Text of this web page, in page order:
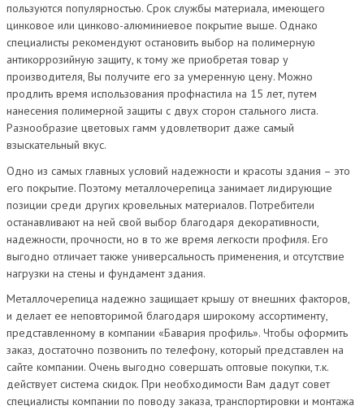
пользуются популярностью. Срок службы материала, имеющего
цинковое или цинково-алюминиевое покрытие выше. Однако
специалисты рекомендуют остановить выбор на полимерную
антикоррозийную защиту, к тому же приобретая товар у
производителя, Вы получите его за умеренную цену. Можно
продлить время использования профнастила на 15 лет, путем
нанесения полимерной защиты с двух сторон стального листа.
Разнообразие цветовых гамм удовлетворит даже самый
взыскательный вкус.
Одно из самых главных условий надежности и красоты здания – это
его покрытие. Поэтому металлочерепица занимает лидирующие
позиции среди других кровельных материалов. Потребители
останавливают на ней свой выбор благодаря декоративности,
надежности, прочности, но в то же время легкости профиля. Его
выгодно отличает также универсальность применения, и отсутствие
нагрузки на стены и фундамент здания.
Металлочерепица надежно защищает крышу от внешних факторов,
и делает ее неповторимой благодаря широкому ассортименту,
представленному в компании «Бавария профиль». Чтобы оформить
заказ, достаточно позвонить по телефону, который представлен на
сайте компании. Очень выгодно совершать оптовые покупки, т.к.
действует система скидок. При необходимости Вам дадут совет
специалисты компании по поводу заказа, транспортировки и монтажа